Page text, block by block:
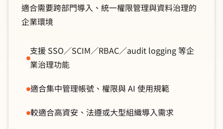
適合需要跨部門導入、統一權限管理與資料治理的
企業環境
支援 SSO／SCIM／RBAC／audit logging 等企
業治理功能
適合集中管理帳號、權限與 AI 使用規範
較適合高資安、法遵或大型組織導入需求